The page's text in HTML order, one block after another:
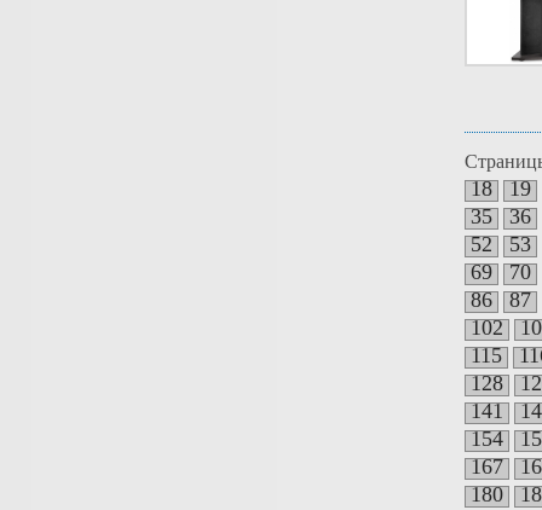
18
19
35
36
52
53
69
70
86
87
102
115
128
141
154
167
180